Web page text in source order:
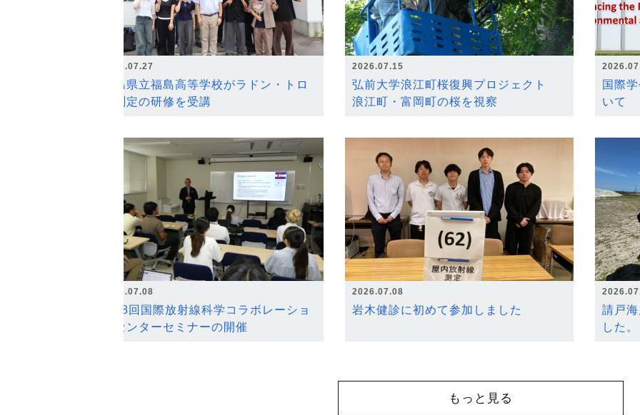
2026.07.27
福島県立福島高等学校がラドン・トロ
ン測定の研修を受講
2026.07.15
弘前大学浪江町桜復興プロジェクト
浪江町・富岡町の桜を視察
国際
いて
2026.07.08
第18回国際放射線科学コラボレーショ
ンセンターセミナーの開催
2026.07.08
岩木健診に初めて参加しました
請戸
した。
もっと見る